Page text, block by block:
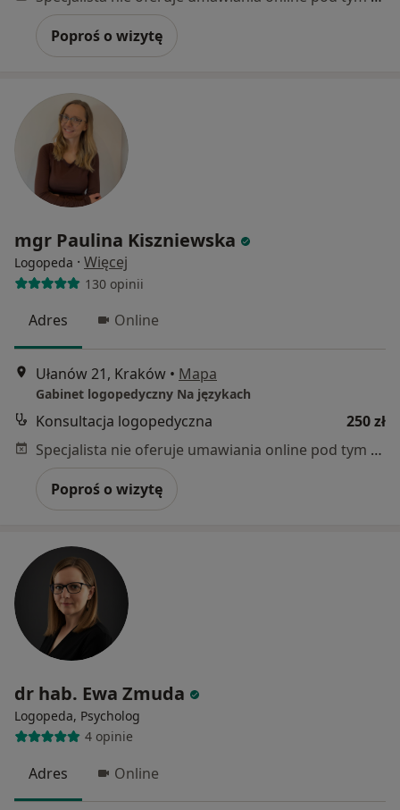
Poproś o wizytę
mgr Paulina Kiszniewska
Logopeda · Więcej
130 opinii
Adres Online
Ułanów 21, Kraków • Mapa
Gabinet logopedyczny Na językach
Konsultacja logopedyczna
250 zł
Specjalista nie oferuje umawiania online pod tym adresem.
Poproś o wizytę
dr hab. Ewa Zmuda
Logopeda, Psycholog
4 opinie
Adres Online